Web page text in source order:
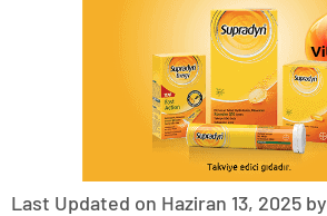
Last Updated on Haziran 13, 2025 by